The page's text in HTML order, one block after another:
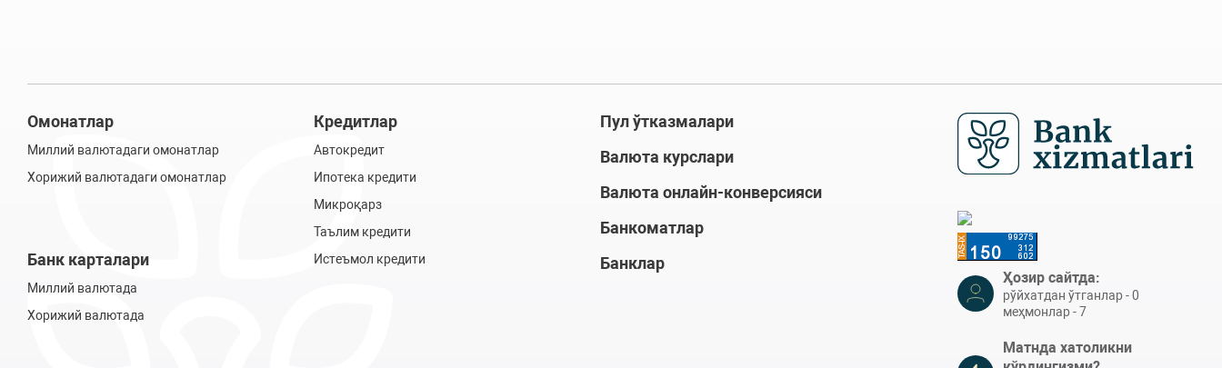
Омонатлар
Миллий валютадаги омонатлар
Хорижий валютадаги омонатлар
Банк карталари
Миллий валютада
Хорижий валютада
Кредитлар
Автокредит
Ипотека кредити
Микроқарз
Таълим кредити
Истеъмол кредити
Пул ўтказмалари
Валюта курслари
Валюта онлайн-конверсияси
Банкоматлар
Банклар
Ҳозир сайтда:
рўйхатдан ўтганлар - 0
меҳмонлар - 7
Матнда хатоликни